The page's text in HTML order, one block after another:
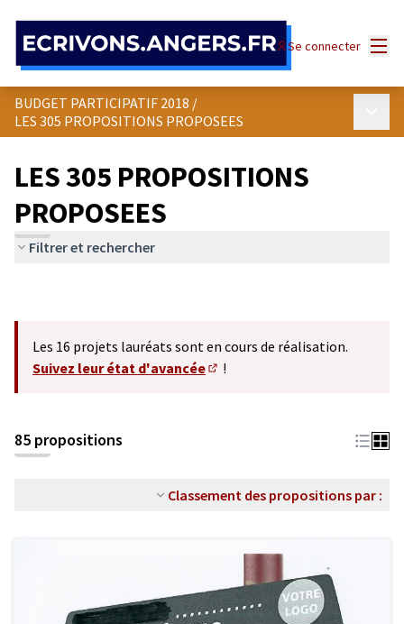
Se connecter
BUDGET PARTICIPATIF 2018 /
LES 305 PROPOSITIONS PROPOSEES
LES 305 PROPOSITIONS
PROPOSEES
Filtrer et rechercher
Les 16 projets lauréats sont en cours de réalisation.
Suivez leur état d'avancée
!
85 propositions
Classement des propositions par :